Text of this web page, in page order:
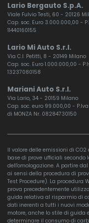
Lario Bergauto S.p.A.
Viale Fulvio Testi, 60 - 20126
Cap. soc. Euro 3.000.000,00 -
11440160155
Lario Mi Auto S.r.l.
Via C.I. Petitti, 8 - 20149 Milano
Cap. soc. Euro 1.000.000,00 -
13237080158
Mariani Auto S.r.l.
Via Lario, 34 - 20159 Milano
Cap. soc. euro 99.000,00 -
di MONZA Nr. 08284730150
Il valore delle emissioni di
base di prove ufficiali
dell'omologazione. A partire
ai sensi della procedura di
Test Procedure). La procedura
prova precedentemente
guida relativa al risparmio di
dati inerenti a tutti i nuovi
motore, anche lo stile di
determinare il consumo di